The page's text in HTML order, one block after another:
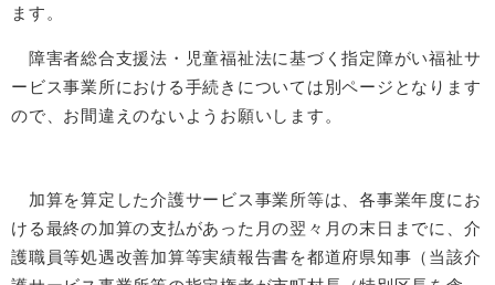
ます。
障害者総合支援法・児童福祉法に基づく指定障がい福祉サ
ービス事業所における手続きについては別ページとなります
ので、お間違えのないようお願いします。
加算を算定した介護サービス事業所等は、各事業年度にお
ける最終の加算の支払があった月の翌々月の末日までに、介
護職員等処遇改善加算等実績報告書を都道府県知事（当該介